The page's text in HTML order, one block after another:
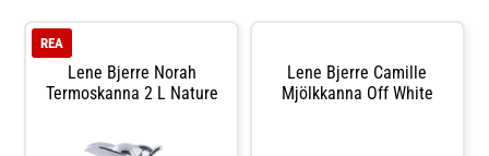
Lene Bjerre Norah
Termoskanna 2 L Nature
REA
Lene Bjerre Camille
Mjölkkanna Off White